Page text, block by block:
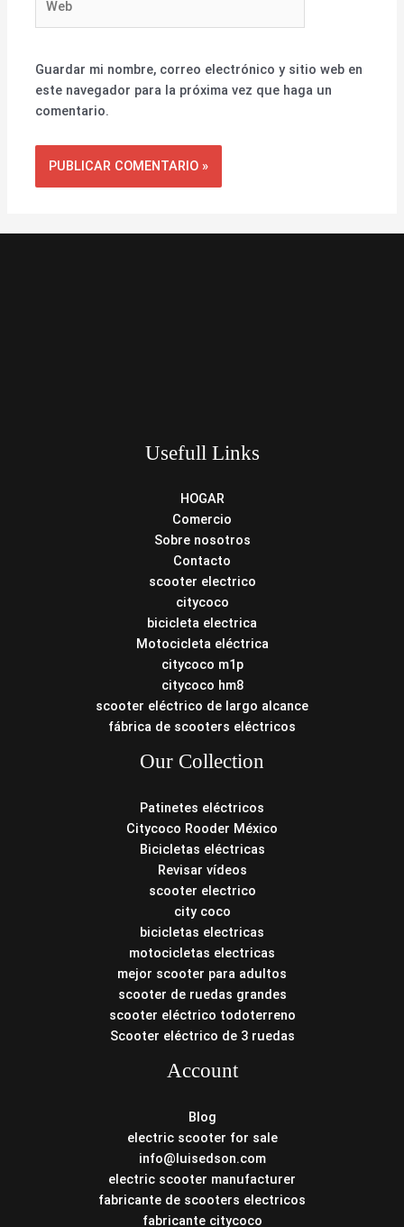
Guardar mi nombre, correo electrónico y sitio web en
este navegador para la próxima vez que haga un
comentario.
Usefull Links
HOGAR
Comercio
Sobre nosotros
Contacto
scooter electrico
citycoco
bicicleta electrica
Motocicleta eléctrica
citycoco m1p
citycoco hm8
scooter eléctrico de largo alcance
fábrica de scooters eléctricos
Our Collection
Patinetes eléctricos
Citycoco Rooder México
Bicicletas eléctricas
Revisar vídeos
scooter electrico
city coco
bicicletas electricas
motocicletas electricas
mejor scooter para adultos
scooter de ruedas grandes
scooter eléctrico todoterreno
Scooter eléctrico de 3 ruedas
Account
Blog
electric scooter for sale
info@luisedson.com
electric scooter manufacturer
fabricante de scooters electricos
fabricante citycoco